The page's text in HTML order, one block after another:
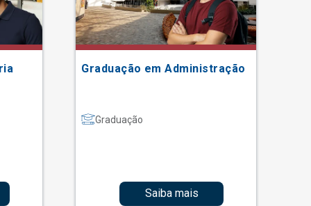
Graduação em Administração
Graduação
Saiba mais